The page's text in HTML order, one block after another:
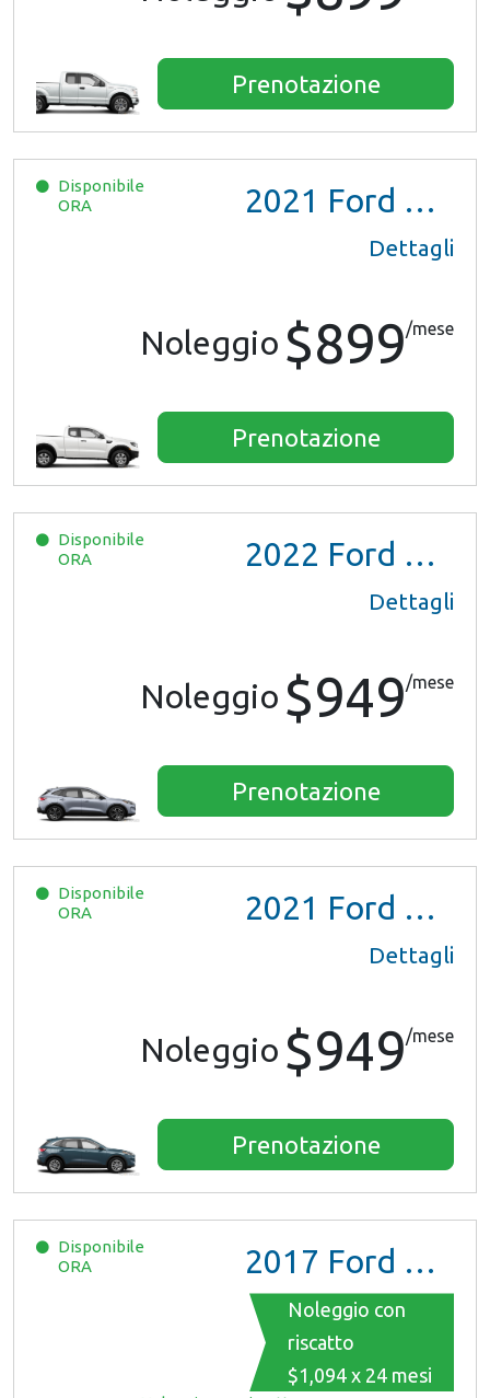
Prenotazione
Disponibile
ORA
2021 Ford Ranger XL Ext Cab
Dettagli
Noleggio $899/mese
Prenotazione
Disponibile
ORA
2022 Ford Escape SE Hybrid
Dettagli
Noleggio $949/mese
Prenotazione
Disponibile
ORA
2021 Ford Escape SE Hybrid
Dettagli
Noleggio $949/mese
Prenotazione
Disponibile
ORA
2017 Ford Mustang
Noleggio con
riscatto
$1,094 x 24 mesi